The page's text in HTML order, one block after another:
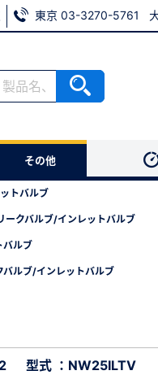
東京 03-3270-5761
その他
トバルブ
ークバルブ/インレットバルブ
バルブ
ルブ/インレットバルブ
型式 ：NW25ILTV
※パスワードをお忘れの方は、